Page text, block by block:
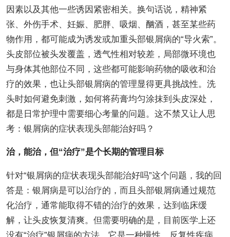
因素以及其他一些诱因紧密相关。换句话说，精神紧
张、外伤手术、妊娠、肥胖、吸烟、酗酒，甚至某些药
物作用，都可能成为诱发或加重头部银屑病的“导火索”。
头皮部位被头发覆盖，透气性相对较差，局部微环境也
与身体其他部位不同，这些都可能影响药物的吸收和治
疗的效果，也让头部银屑病的管理显得更具挑战性。洗
头时如何避免刺激，如何将药膏均匀涂抹到头皮深处，
都是日常护理中需要细心考量的问题。这不禁又让人思
考：银屑病的症状表现头部能治好吗？
治，能治，但“治疗”是个长期的管理目标
针对“银屑病的症状表现头部能治好吗”这个问题，我的回
答是：银屑病是可以治疗的，而且头部银屑病通过规范
化治疗，通常能取得不错的治疗的效果，达到临床缓
解，让头皮恢复清爽。但需要明确的是，目前医学上还
没有“治疗”银屑病的方法，它是一种慢性、反复性疾病，